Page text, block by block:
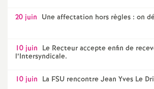
20 juin Une affectation hors règles : on
10 juin Le Recteur accepte enfin de
l’Intersyndicale.
10 juin La FSU rencontre Jean Yves Le